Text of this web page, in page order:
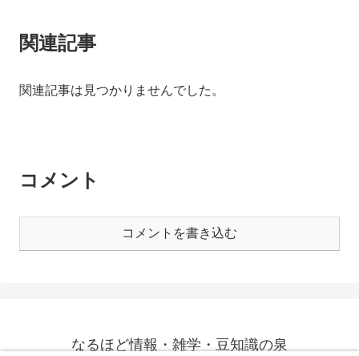
関連記事
関連記事は見つかりませんでした。
コメント
コメントを書き込む
なるほど情報・雑学・豆知識の泉